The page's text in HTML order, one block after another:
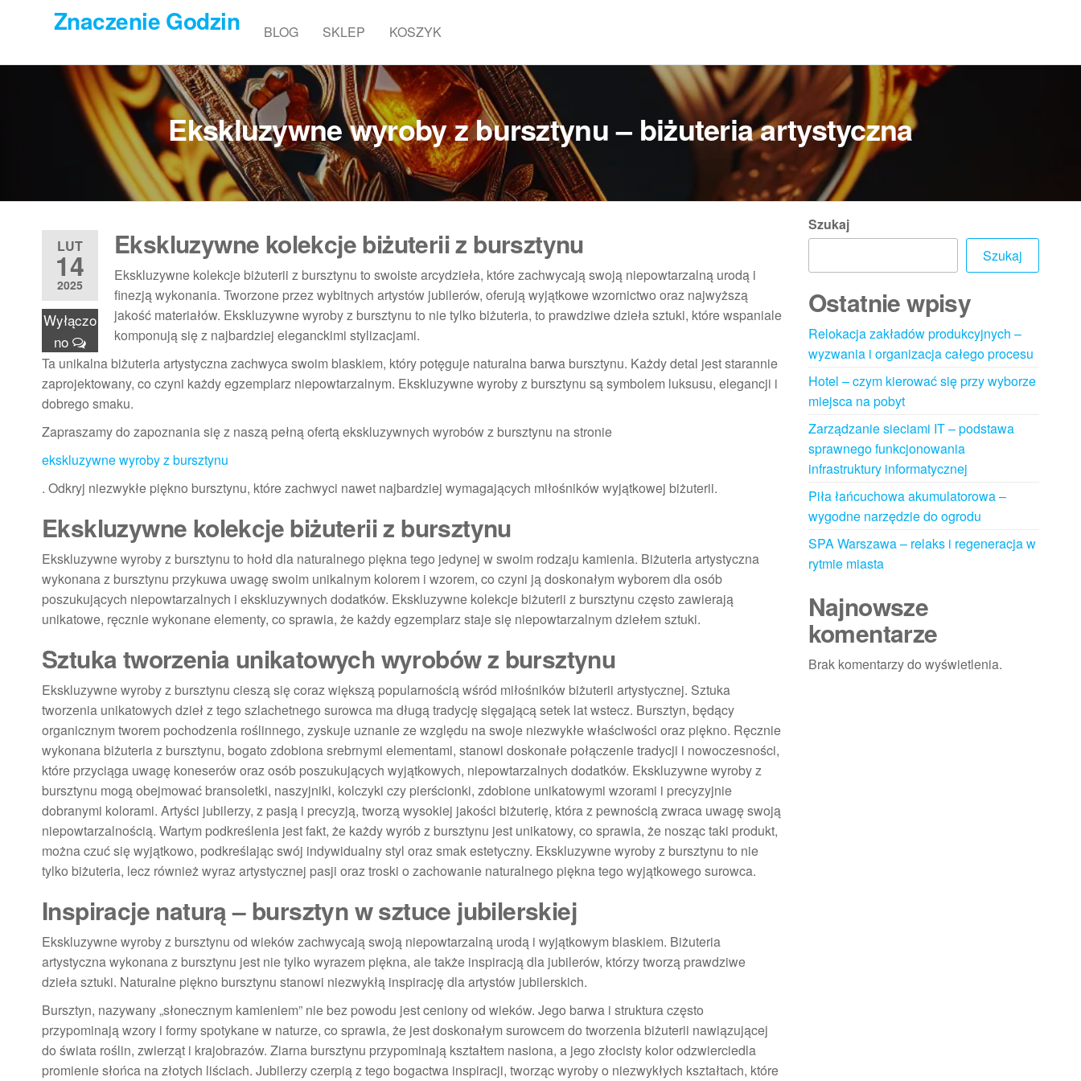
Znaczenie Godzin BLOG SKLEP KOSZYK
Ekskluzywne wyroby z bursztynu – biżuteria artystyczna
LUT
14
2025
Wyłączo
no
Ekskluzywne kolekcje biżuterii z bursztynu
Ekskluzywne kolekcje biżuterii z bursztynu to swoiste arcydzieła, które zachwycają swoją niepowtarzalną urodą i
finezją wykonania. Tworzone przez wybitnych artystów jubilerów, oferują wyjątkowe wzornictwo oraz najwyższą
jakość materiałów. Ekskluzywne wyroby z bursztynu to nie tylko biżuteria, to prawdziwe dzieła sztuki, które wspaniale
komponują się z najbardziej eleganckimi stylizacjami.
Ta unikalna biżuteria artystyczna zachwyca swoim blaskiem, który potęguje naturalna barwa bursztynu. Każdy detal jest starannie
zaprojektowany, co czyni każdy egzemplarz niepowtarzalnym. Ekskluzywne wyroby z bursztynu są symbolem luksusu, elegancji i
dobrego smaku.
Zapraszamy do zapoznania się z naszą pełną ofertą ekskluzywnych wyrobów z bursztynu na stronie
ekskluzywne wyroby z bursztynu
. Odkryj niezwykłe piękno bursztynu, które zachwyci nawet najbardziej wymagających miłośników wyjątkowej biżuterii.
Ekskluzywne kolekcje biżuterii z bursztynu
Ekskluzywne wyroby z bursztynu to hołd dla naturalnego piękna tego jedynej w swoim rodzaju kamienia. Biżuteria artystyczna
wykonana z bursztynu przykuwa uwagę swoim unikalnym kolorem i wzorem, co czyni ją doskonałym wyborem dla osób
poszukujących niepowtarzalnych i ekskluzywnych dodatków. Ekskluzywne kolekcje biżuterii z bursztynu często zawierają
unikatowe, ręcznie wykonane elementy, co sprawia, że każdy egzemplarz staje się niepowtarzalnym dziełem sztuki.
Sztuka tworzenia unikatowych wyrobów z bursztynu
Ekskluzywne wyroby z bursztynu cieszą się coraz większą popularnością wśród miłośników biżuterii artystycznej. Sztuka
tworzenia unikatowych dzieł z tego szlachetnego surowca ma długą tradycję sięgającą setek lat wstecz. Bursztyn, będący
organicznym tworem pochodzenia roślinnego, zyskuje uznanie ze względu na swoje niezwykłe właściwości oraz piękno. Ręcznie
wykonana biżuteria z bursztynu, bogato zdobiona srebrnymi elementami, stanowi doskonałe połączenie tradycji i nowoczesności,
które przyciąga uwagę koneserów oraz osób poszukujących wyjątkowych, niepowtarzalnych dodatków. Ekskluzywne wyroby z
bursztynu mogą obejmować bransoletki, naszyjniki, kolczyki czy pierścionki, zdobione unikatowymi wzorami i precyzyjnie
dobranymi kolorami. Artyści jubilerzy, z pasją i precyzją, tworzą wysokiej jakości biżuterię, która z pewnością zwraca uwagę swoją
niepowtarzalnością. Wartym podkreślenia jest fakt, że każdy wyrób z bursztynu jest unikatowy, co sprawia, że nosząc taki produkt,
można czuć się wyjątkowo, podkreślając swój indywidualny styl oraz smak estetyczny. Ekskluzywne wyroby z bursztynu to nie
tylko biżuteria, lecz również wyraz artystycznej pasji oraz troski o zachowanie naturalnego piękna tego wyjątkowego surowca.
Inspiracje naturą – bursztyn w sztuce jubilerskiej
Ekskluzywne wyroby z bursztynu od wieków zachwycają swoją niepowtarzalną urodą i wyjątkowym blaskiem. Biżuteria
artystyczna wykonana z bursztynu jest nie tylko wyrazem piękna, ale także inspiracją dla jubilerów, którzy tworzą prawdziwe
dzieła sztuki. Naturalne piękno bursztynu stanowi niezwykłą inspirację dla artystów jubilerskich.
Bursztyn, nazywany „słonecznym kamieniem” nie bez powodu jest ceniony od wieków. Jego barwa i struktura często
przypominają wzory i formy spotykane w naturze, co sprawia, że jest doskonałym surowcem do tworzenia biżuterii nawiązującej
do świata roślin, zwierząt i krajobrazów. Ziarna bursztynu przypominają kształtem nasiona, a jego złocisty kolor odzwierciedla
promienie słońca na złotych liściach. Jubilerzy czerpią z tego bogactwa inspiracji, tworząc wyroby o niezwykłych kształtach, które
Szukaj
Szukaj
Ostatnie wpisy
Relokacja zakładów produkcyjnych –
wyzwania i organizacja całego procesu
Hotel – czym kierować się przy wyborze
miejsca na pobyt
Zarządzanie sieciami IT – podstawa
sprawnego funkcjonowania
infrastruktury informatycznej
Piła łańcuchowa akumulatorowa –
wygodne narzędzie do ogrodu
SPA Warszawa – relaks i regeneracja w
rytmie miasta
Najnowsze
komentarze
Brak komentarzy do wyświetlenia.